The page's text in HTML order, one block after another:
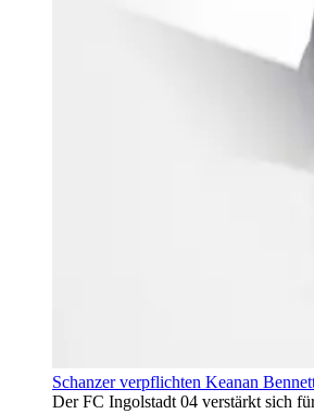
Schanzer verpflichten Keanan
Der FC Ingolstadt 04 verstärkt sich